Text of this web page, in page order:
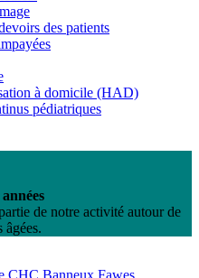
des patients
à domicile (HAD)
pédiatriques
de notre activité autour de
âgées.
CHC Banneux Fawes